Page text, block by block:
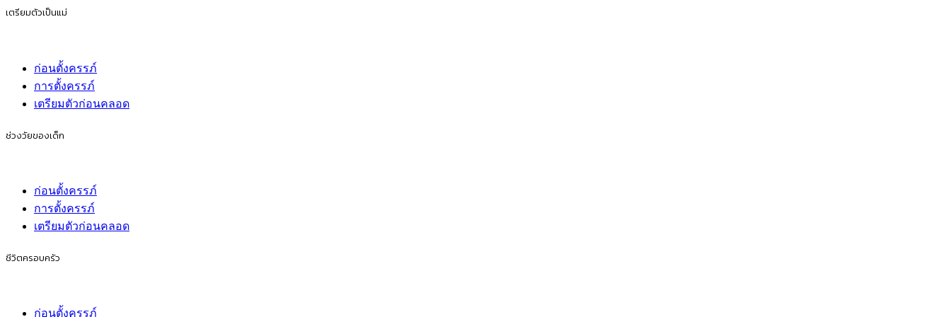
เตรียมตัวเป็นแม่
ก่อนตั้งครรภ์
การตั้งครรภ์
เตรียมตัวก่อนคลอด
ช่วงวัยของเด็ก
ก่อนตั้งครรภ์
การตั้งครรภ์
เตรียมตัวก่อนคลอด
ชีวิตครอบครัว
ก่อนตั้งครรภ์